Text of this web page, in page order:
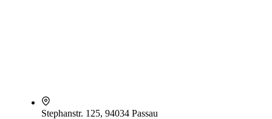
Stephanstr. 125, 94034 Passau